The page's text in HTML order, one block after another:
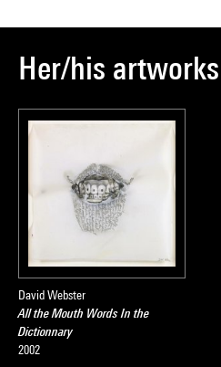
Her/his artworks
David Webster
All the Mouth Words In the
Dictionnary
2002